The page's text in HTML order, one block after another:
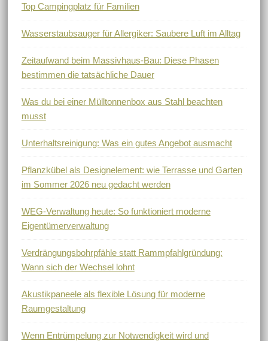
Top Campingplatz für Familien
Wasserstaubsauger für Allergiker: Saubere Luft im Alltag
Zeitaufwand beim Massivhaus-Bau: Diese Phasen
bestimmen die tatsächliche Dauer
Was du bei einer Mülltonnenbox aus Stahl beachten
musst
Unterhaltsreinigung: Was ein gutes Angebot ausmacht
Pflanzkübel als Designelement: wie Terrasse und Garten
im Sommer 2026 neu gedacht werden
WEG-Verwaltung heute: So funktioniert moderne
Eigentümerverwaltung
Verdrängungsbohrpfähle statt Rammpfahlgründung:
Wann sich der Wechsel lohnt
Akustikpaneele als flexible Lösung für moderne
Raumgestaltung
Wenn Entrümpelung zur Notwendigkeit wird und